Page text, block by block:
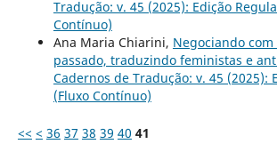
Tradução: v. 45 (2025): Edição
Contínuo)
Ana Maria Chiarini, Negociando
passado, traduzindo feministas e
Cadernos de Tradução: v. 45 (2025):
(Fluxo Contínuo)
<< < 36 37 38 39 40 41